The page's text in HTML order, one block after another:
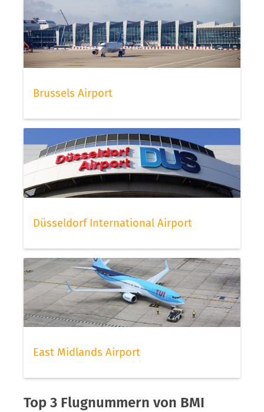
Brussels Airport
Düsseldorf International Airport
East Midlands Airport
Top 3 Flugnummern von BMI